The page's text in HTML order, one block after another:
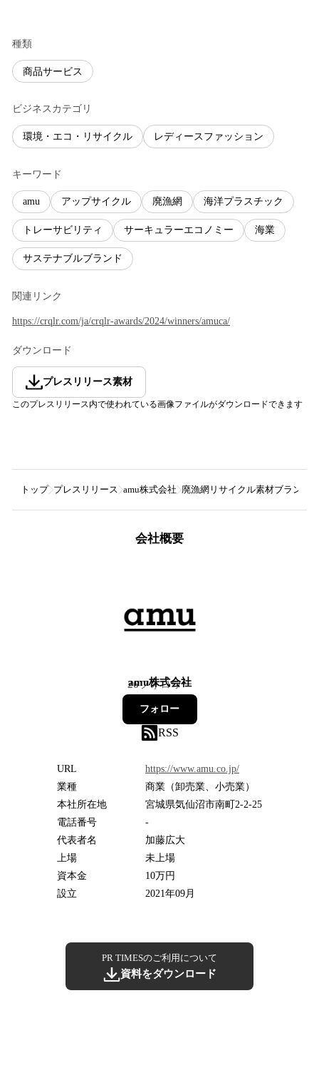
種類
商品サービス
ビジネスカテゴリ
環境・エコ・リサイクル レディースファッション
キーワード
amu アップサイクル 廃漁網 海洋プラスチック
トレーサビリティ サーキュラーエコノミー 海業
サステナブルブランド
関連リンク
https://crqlr.com/ja/crqlr-awards/2024/winners/amuca/
ダウンロード
プレスリリース素材
このプレスリリース内で使われている画像ファイルがダウンロードできます
トップ プレスリリース amu株式会社 廃漁網リサイクル素材ブランド
会社概要
amu株式会社
26フォロワー
フォロー
RSS
URL
https://www.amu.co.jp/
業種
商業（卸売業、小売業）
本社所在地
宮城県気仙沼市南町2-2-25
電話番号
-
代表者名
加藤広大
上場
未上場
資本金
10万円
設立
2021年09月
PR TIMESのご利用について
資料をダウンロード